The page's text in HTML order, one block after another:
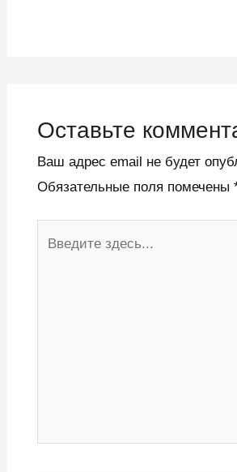
Оставьте
Ваш адрес email не будет
Обязательные поля помечены